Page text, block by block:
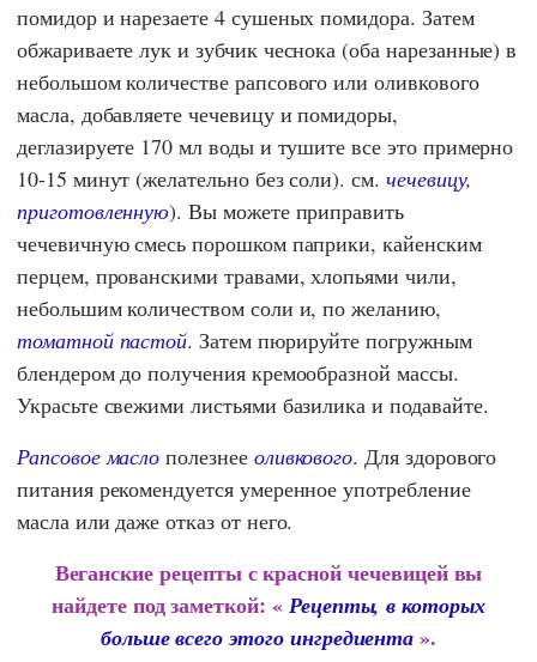
помидор и нарезаете 4 сушеных помидора. Затем
обжариваете лук и зубчик чеснока (оба нарезанные) в
небольшом количестве рапсового или оливкового
масла, добавляете чечевицу и помидоры,
деглазируете 170 мл воды и тушите все это примерно
10-15 минут (желательно без соли). см. чечевицу,
приготовленную). Вы можете приправить
чечевичную смесь порошком паприки, кайенским
перцем, прованскими травами, хлопьями чили,
небольшим количеством соли и, по желанию,
томатной пастой. Затем пюрируйте погружным
блендером до получения кремообразной массы.
Украсьте свежими листьями базилика и подавайте.
Рапсовое масло полезнее оливкового. Для здорового
питания рекомендуется умеренное употребление
масла или даже отказ от него.
Веганские рецепты с красной чечевицей вы
найдете под заметкой: « Рецепты, в которых
больше всего этого ингредиента ».